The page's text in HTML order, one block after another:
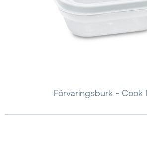
Förvaringsburk - Cook